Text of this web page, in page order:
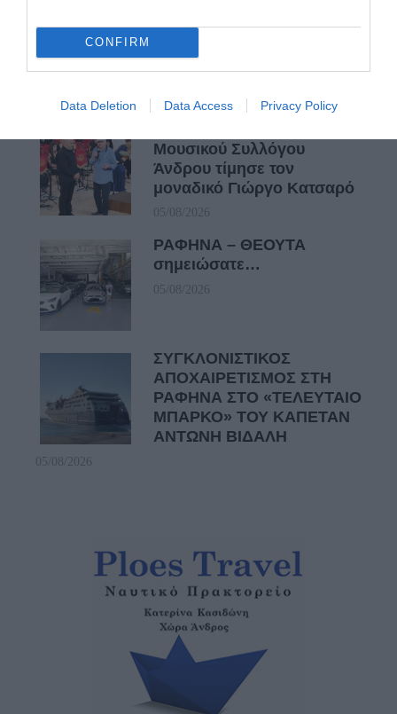
CONFIRM
Data Deletion Data Access Privacy Policy
εδώ. Χρειάζεται όμως
ευκαιρίες για να φανεί.
Μουσικού Συλλόγου
Άνδρου τίμησε τον
μοναδικό Γιώργο Κατσαρό
05/08/2026
ΡΑΦΗΝΑ – ΘΕΟΥΤΑ
σημειώσατε…
05/08/2026
ΣΥΓΚΛΟΝΙΣΤΙΚΟΣ
ΑΠΟΧΑΙΡΕΤΙΣΜΟΣ ΣΤΗ
ΡΑΦΗΝΑ ΣΤΟ «ΤΕΛΕΥΤΑΙΟ
ΜΠΑΡΚΟ» ΤΟΥ ΚΑΠΕΤΑΝ
ΑΝΤΩΝΗ ΒΙΔΑΛΗ
05/08/2026